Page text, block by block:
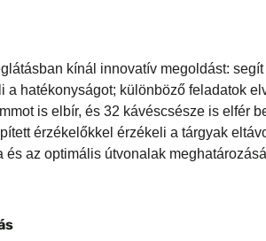
kínál innovatív megoldást:
hatékonyságot; különböző feladatok
is elbír, és 32 kávéscsésze is elfér
érzékelőkkel érzékeli a tárgyak
az optimális útvonalak